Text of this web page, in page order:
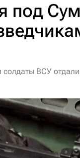
под
ВСУ